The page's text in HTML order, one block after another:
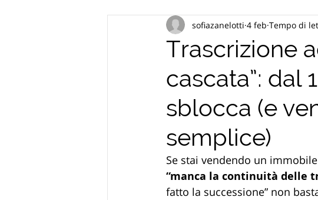
Trascrizione
cascata”: dal
sblocca (e
semplice)
sofiazanelotti 4 feb Tempo di
Se stai vendendo un
“manca la continuità delle
fatto la successione” non